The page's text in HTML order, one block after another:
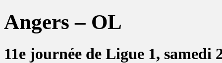
Angers – OL
11e journée de Ligue 1, samedi